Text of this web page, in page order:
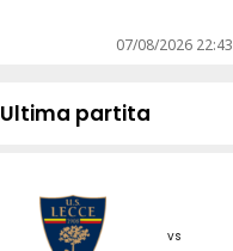
07/08/2026 22:43
Ultima partita
vs